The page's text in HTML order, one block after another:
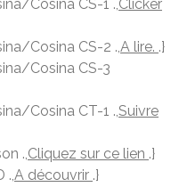
Cosina CS-1 .,Clicker
Cosina CS-2 .,A lire. .}
Cosina CS-3
Cosina CT-1 .,Suivre
.,Cliquez sur ce lien .}
.,A découvrir .}